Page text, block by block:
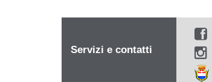
Servizi e contatti